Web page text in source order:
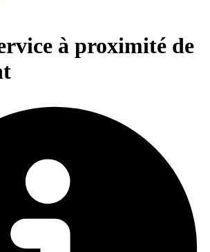
à proximité de